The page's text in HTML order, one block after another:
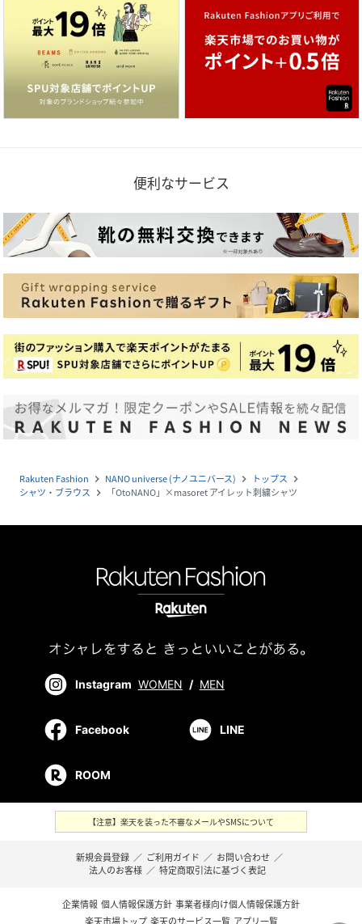
便利なサービス
Rakuten Fashion navigate_next NANO universe (ナノユニバース) navigate_next トップス navigate_next
シャツ・ブラウス navigate_next 「OtoNANO」×masoret アイレット刺繍シャツ
Instagram WOMEN / MEN
Facebook LINE
ROOM
【注意】楽天を装った不審なメールやSMSについて
新規会員登録 ／ ご利用ガイド ／ お問い合わせ ／
法人のお客様 ／ 特定商取引法に基づく表記
企業情報 個人情報保護方針 事業者様向け個人情報保護方針